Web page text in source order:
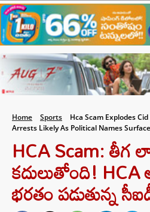
Home Sports
Hca Scam Explodes
Arrests Likely As Political Names Surface
HCA Scam: తీగ
కదులుతోంది! HCA
భరతం పడుతున్న